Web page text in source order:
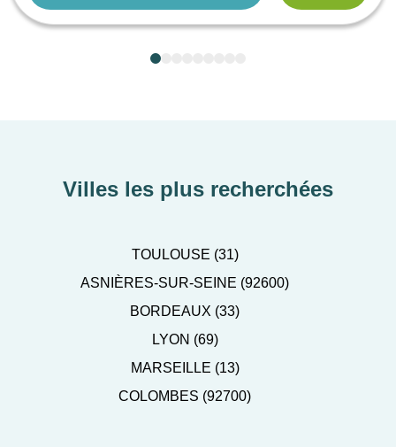
Villes les plus recherchées
TOULOUSE (31)
ASNIÈRES-SUR-SEINE (92600)
BORDEAUX (33)
LYON (69)
MARSEILLE (13)
COLOMBES (92700)